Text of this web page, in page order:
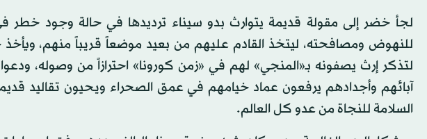
لجأ خضر إلى مقولة قديمة يتوارث بدو سيناء ترديدها في حالة وجود خطر
للنهوض ومصافحته، ليتخذ القادم عليهم من بعيد موضعاً قريباً منهم،
آبائهم وأجدادهم يرفعون عماد خيامهم في عمق الصحراء ويحيون تقاليد
السلامة للنجاة من عدو كل العالم.